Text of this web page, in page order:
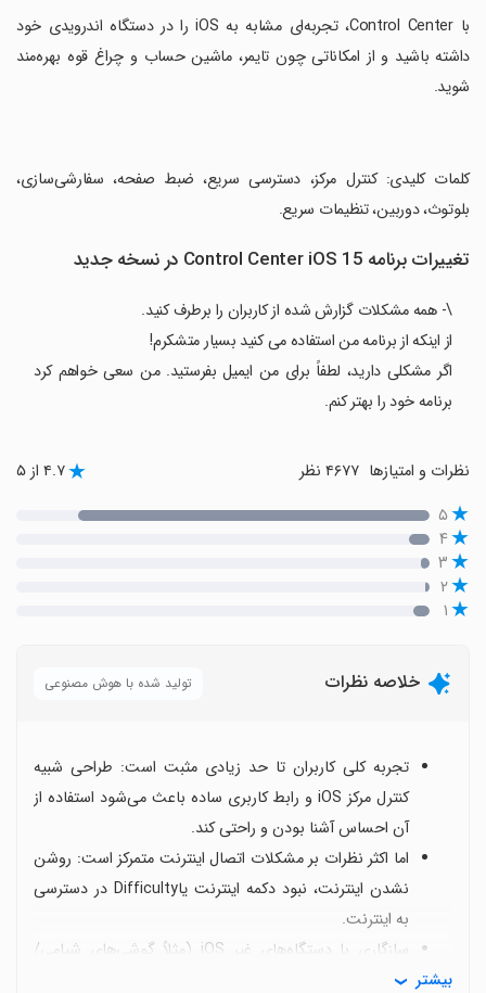
‏با Control Center، تجربه‌ای مشابه به iOS را در دستگاه اندرویدی خود
داشته باشید و از امکاناتی چون تایمر، ماشین حساب و چراغ قوه بهره‌مند
شوید.
‏کلمات کلیدی: کنترل مرکز، دسترسی سریع، ضبط صفحه، سفارشی‌سازی،
بلوتوث، دوربین، تنظیمات سریع.
تغییرات برنامه Control Center iOS 15 در نسخه جدید
\- همه مشکلات گزارش شده از کاربران را برطرف کنید.
از اینکه از برنامه من استفاده می کنید بسیار متشکرم!
اگر مشکلی دارید، لطفاً برای من ایمیل بفرستید. من سعی خواهم کرد
برنامه خود را بهتر کنم.
نظرات و امتیازها ۴.۷ از ۵
۵
۴
۳
۲
۱
خلاصه نظرات تولید شده با هوش مصنوعی
تجربه کلی کاربران تا حد زیادی مثبت است: طراحی شبیه
کنترل مرکز iOS و رابط کاربری ساده باعث می‌شود استفاده از
آن احساس آشنا بودن و راحتی کند.
اما اکثر نظرات بر مشکلات اتصال اینترنت متمرکز است: روشن
نشدن اینترنت، نبود دکمه اینترنت یاDifficulty در دسترسی
به اینترنت.
سازگاری با دستگاه‌های غیر iOS (مثلاً گوشی‌های شیامی/
اندروید) گاهی با مشکلاتی مانند بالا نیامدن یا کار نکردن بیشتر